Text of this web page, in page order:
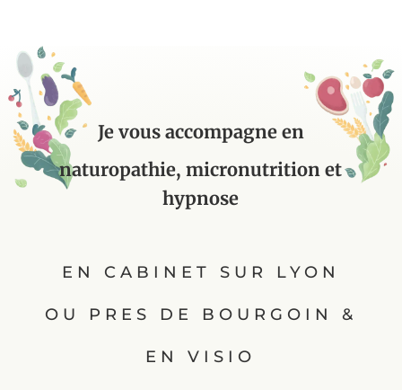
Je vous accompagne en
naturopathie, micronutrition et
hypnose
EN CABINET SUR LYON
OU PRES DE BOURGOIN &
EN VISIO